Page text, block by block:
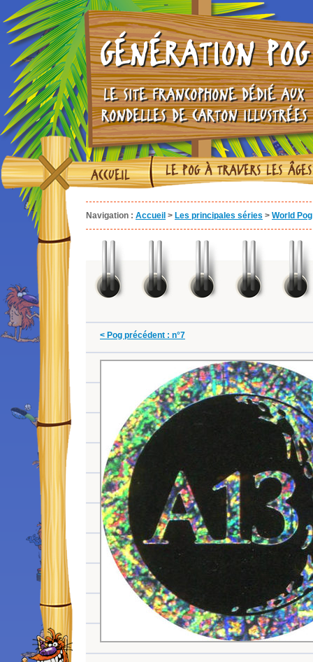
GÉNÉRATION POG
LE SITE FRANCOPHONE DÉDIÉ AUX
RONDELLES DE CARTON ILLUSTRÉES
ACCUEIL LE POG À TRAVERS LES ÂGES
Navigation : Accueil > Les principales séries > World
< Pog précédent : n°7